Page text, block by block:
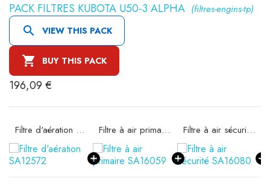
PACK FILTRES KUBOTA U50-3 ALPHA (filtres-engins-tp)
 VIEW THIS PACK
 BUY THIS PACK
196,09 €
Filtre d'aération SA12572 Filtre à air primaire SA16059 Filtre à air sécurité SA16080